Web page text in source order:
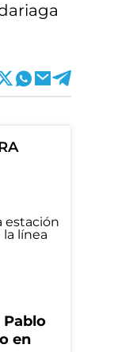
Pablo
en